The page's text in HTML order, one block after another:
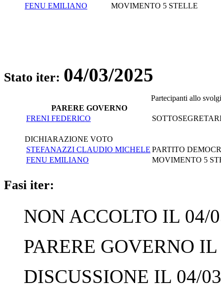
FENU EMILIANO
MOVIMENTO 5 STELLE
Stato iter: 04/03/2025
Partecipanti allo
PARERE GOVERNO
FRENI FEDERICO
DICHIARAZIONE VOTO
STEFANAZZI CLAUDIO MICHELE PARTITO
FENU EMILIANO
MOVIMENTO 5
Fasi iter:
NON ACCOLTO IL 04/
PARERE GOVERNO
DISCUSSIONE IL 04/